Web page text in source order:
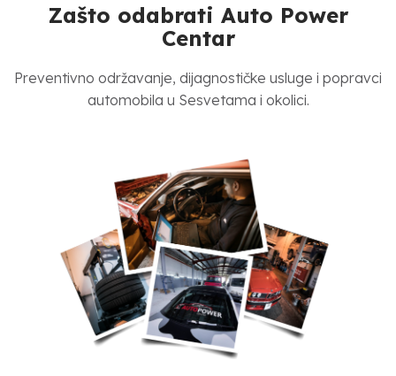
Zašto odabrati Auto Power
Centar
Preventivno održavanje, dijagnostičke usluge i popravci
automobila u Sesvetama i okolici.